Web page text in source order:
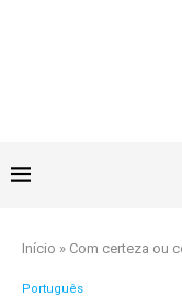
Início » Com certeza ou
Português